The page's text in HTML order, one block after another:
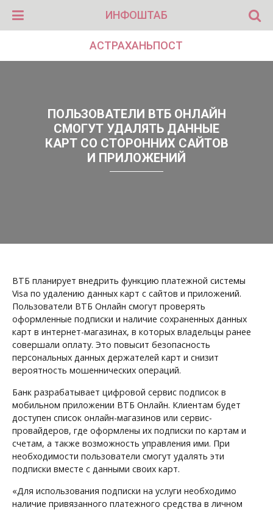
ИНФОШТАБ
АСТРАХАНЬПОСТ
ПОЛЬЗОВАТЕЛИ ВТБ ОНЛАЙН
СМОГУТ УДАЛЯТЬ ДАННЫЕ
КАРТ СО СТОРОННИХ САЙТОВ
И ПРИЛОЖЕНИЙ
ВТБ планирует внедрить функцию платежной системы
Visa по удалению данных карт с сайтов и приложений.
Пользователи ВТБ Онлайн смогут проверять
оформленные подписки и наличие сохраненных данных
карт в интернет-магазинах, в которых владельцы ранее
совершали оплату. Это повысит безопасность
персональных данных держателей карт и снизит
вероятность мошеннических операций.
Банк разрабатывает цифровой сервис подписок в
мобильном приложении ВТБ Онлайн. Клиентам будет
доступен список онлайн-магазинов или сервис-
провайдеров, где оформлены их подписки по картам и
счетам, а также возможность управления ими. При
необходимости пользователи смогут удалять эти
подписки вместе с данными своих карт.
«Для использования подписки на услуги необходимо
наличие привязанного платежного средства в личном